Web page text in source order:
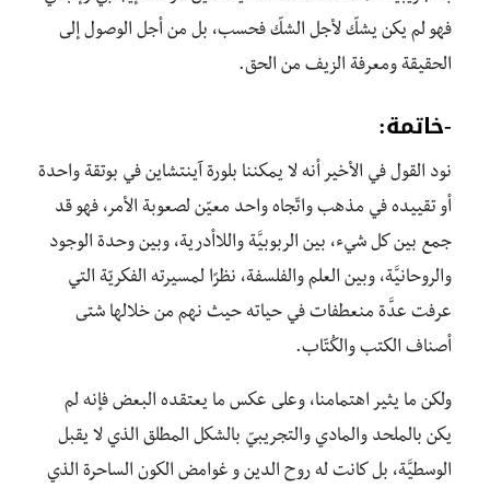
فهو لم يكن يشكّ لأجل الشكّ فحسب، بل من أجل الوصول إلى
الحقيقة ومعرفة الزيف من الحق.
-خاتمة:
نود القول في الأخير أنه لا يمكننا بلورة آينتشاين في بوتقة واحدة
أو تقييده في مذهب واتّجاه واحد معيّن لصعوبة الأمر، فهو قد
جمع بين كل شيء، بين الربوبيَّة واللاأدرية، وبين وحدة الوجود
والروحانيَّة، وبين العلم والفلسفة، نظرًا لمسيرته الفكريّة التي
عرفت عدَّة منعطفات في حياته حيث نهم من خلالها شتى
أصناف الكتب والكُتّاب.
ولكن ما يثير اهتمامنا، وعلى عكس ما يعتقده البعض فإنه لم
يكن بالملحد والمادي والتجريبيّ بالشكل المطلق الذي لا يقبل
الوسطيَّة، بل كانت له روح الدين و غوامض الكون الساحرة الذي